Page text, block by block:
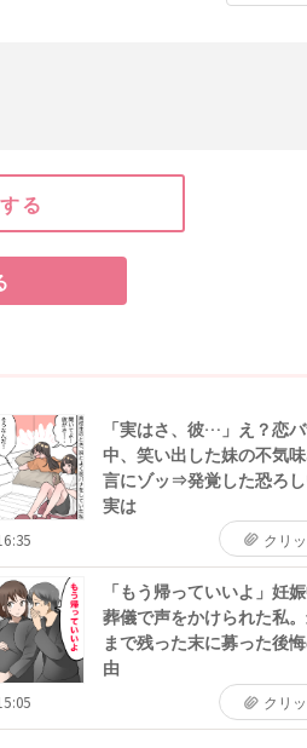
る
「実はさ、彼…」え？恋
中、笑い出した妹の不気
言にゾッ⇒発覚した恐ろ
実は
クリ
「もう帰っていいよ」妊
葬儀で声をかけられた私
まで残った末に募った後
由
クリ